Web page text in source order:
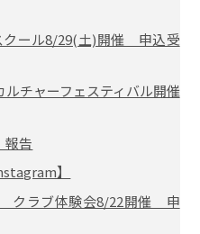
ール8/29(土)開催 申込受
チャーフェスティバル開催
告
】
クラブ体験会8/22開催 申